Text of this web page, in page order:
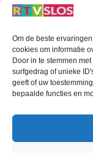
Om de beste
cookies om informatie
Door in te stemmen
surfgedrag of unieke
geeft of uw
bepaalde functies en
RTV SLOS